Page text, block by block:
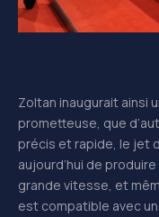
Zoltan inaugurait ainsi
prometteuse, que
précis et rapide, le jet
aujourd’hui de
grande vitesse, et
est compatible avec